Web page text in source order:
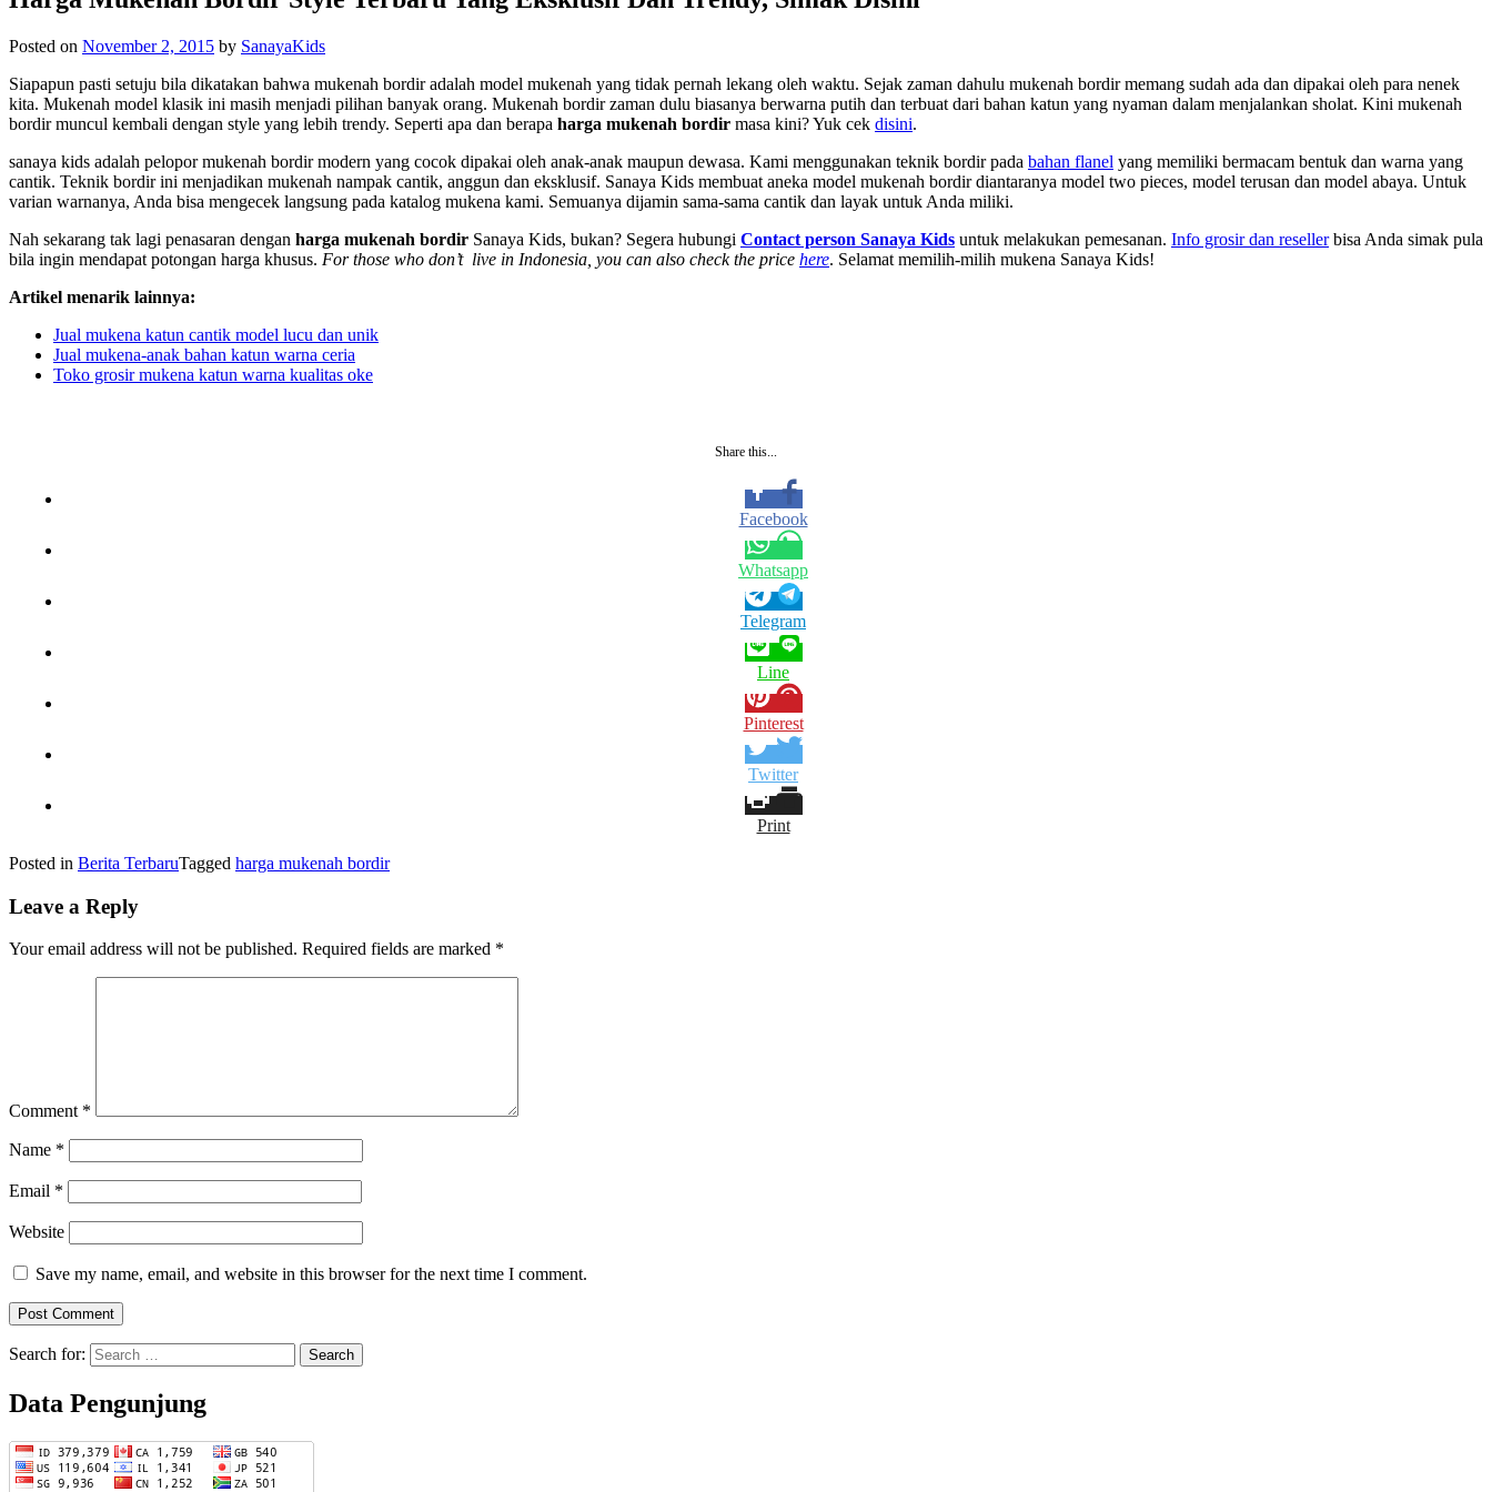
Posted on November 2, 2015 by SanayaKids
Siapapun pasti setuju bila dikatakan bahwa mukenah bordir adalah model mukenah yang tidak pernah lekang oleh waktu. Sejak zaman dahulu mukenah bordir memang sudah ada dan dipakai oleh para nenek
kita. Mukenah model klasik ini masih menjadi pilihan banyak orang. Mukenah bordir zaman dulu biasanya berwarna putih dan terbuat dari bahan katun yang nyaman dalam menjalankan sholat. Kini mukenah
bordir muncul kembali dengan style yang lebih trendy. Seperti apa dan berapa harga mukenah bordir masa kini? Yuk cek disini.
sanaya kids adalah pelopor mukenah bordir modern yang cocok dipakai oleh anak-anak maupun dewasa. Kami menggunakan teknik bordir pada bahan flanel yang memiliki bermacam bentuk dan warna yang
cantik. Teknik bordir ini menjadikan mukenah nampak cantik, anggun dan eksklusif. Sanaya Kids membuat aneka model mukenah bordir diantaranya model two pieces, model terusan dan model abaya. Untuk
varian warnanya, Anda bisa mengecek langsung pada katalog mukena kami. Semuanya dijamin sama-sama cantik dan layak untuk Anda miliki.
Nah sekarang tak lagi penasaran dengan harga mukenah bordir Sanaya Kids, bukan? Segera hubungi Contact person Sanaya Kids untuk melakukan pemesanan. Info grosir dan resellerbisa Anda simak pula
bila ingin mendapat potongan harga khusus. For those who don’t live in Indonesia, you can also check the price here. Selamat memilih-milih mukena Sanaya Kids!
Artikel menarik lainnya:
Jual mukena katun cantik model lucu dan unik
Jual mukena-anak bahan katun warna ceria
Toko grosir mukena katun warna kualitas oke
Share this...
Facebook
Whatsapp
Telegram
Line
Pinterest
Twitter
Print
Posted in Berita TerbaruTagged harga mukenah bordir
Leave a Reply
Your email address will not be published. Required fields are marked *
Comment *
Name *
Email *
Website
Save my name, email, and website in this browser for the next time I comment.
Search for:
Data Pengunjung